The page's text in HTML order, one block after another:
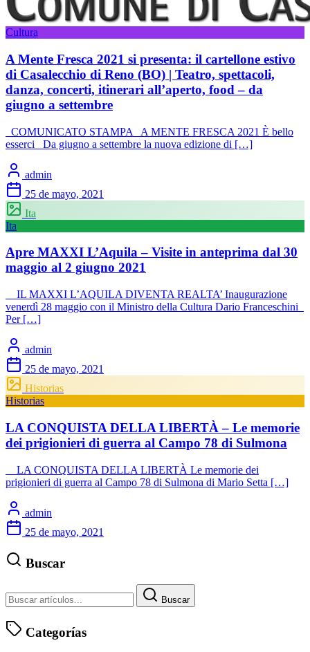
Cultura
A Mente Fresca 2021 si presenta: il cartellone estivo
di Casalecchio di Reno (BO) | Teatro, spettacoli,
danza, concerti, itinerari all’aperto, food – da
giugno a settembre
COMUNICATO STAMPA A MENTE FRESCA 2021 È bello
esserci Da giugno a settembre la nuova edizione di […]
admin
25 de mayo, 2021
Ita
Ita
Apre MAXXI L’Aquila – Visite in anteprima dal 30
maggio al 2 giugno 2021
IL MAXXI L’AQUILA DIVENTA REALTA’ Inaugurazione
venerdì 28 maggio con il Ministro della Cultura Dario Franceschini
Per […]
admin
25 de mayo, 2021
Historias
Historias
LA CONQUISTA DELLA LIBERTÀ – Le memorie
dei prigionieri di guerra al Campo 78 di Sulmona
LA CONQUISTA DELLA LIBERTÀ Le memorie dei
prigionieri di guerra al Campo 78 di Sulmona di Mario Setta […]
admin
25 de mayo, 2021
Buscar
Buscar
Categorías